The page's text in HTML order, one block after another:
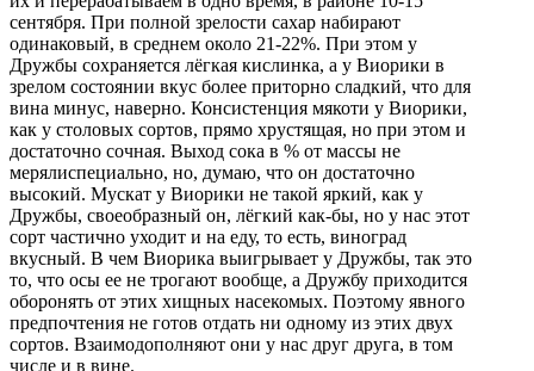
сентября. При полной зрелости сахар набирают
одинаковый, в среднем около 21-22%. При этом у
Дружбы сохраняется лёгкая кислинка, а у Виорики в
зрелом состоянии вкус более приторно сладкий, что для
вина минус, наверно. Консистенция мякоти у Виорики,
как у столовых сортов, прямо хрустящая, но при этом и
достаточно сочная. Выход сока в % от массы не
мерялиспециально, но, думаю, что он достаточно
высокий. Мускат у Виорики не такой яркий, как у
Дружбы, своеобразный он, лёгкий как-бы, но у нас этот
сорт частично уходит и на еду, то есть, виноград
вкусный. В чем Виорика выигрывает у Дружбы, так это
то, что осы ее не трогают вообще, а Дружбу приходится
оборонять от этих хищных насекомых. Поэтому явного
предпочтения не готов отдать ни одному из этих двух
сортов. Взаимодополняют они у нас друг друга, в том
числе и в вине.